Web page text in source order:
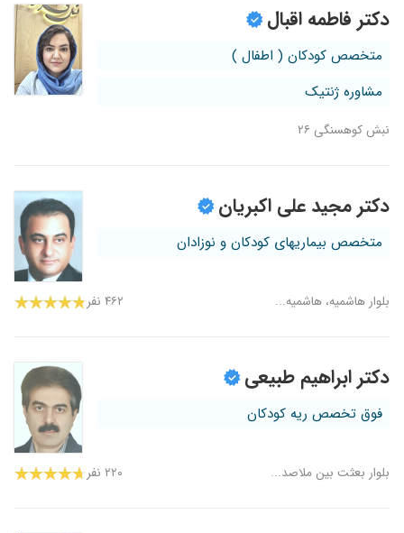
دکتر فاطمه اقبال
متخصص کودکان ( اطفال )
مشاوره ژنتیک
نبش کوهسنگی ۲۶
دکتر مجید علی اکبریان
متخصص بیماریهای کودکان و نوزادان
بلوار هاشمیه، هاشمیه... ۴۶۲ نفر
دکتر ابراهیم طبیعی
فوق تخصص ریه کودکان
بلوار بعثت بین ملاصد... ۲۲۰ نفر